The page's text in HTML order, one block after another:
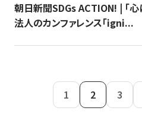
朝日新聞SDGs ACTION! | 「心
法人のカンファレンス「igni...
1 2 3